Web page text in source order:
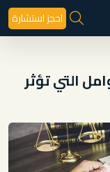
احجز استشارة
التي تؤثر